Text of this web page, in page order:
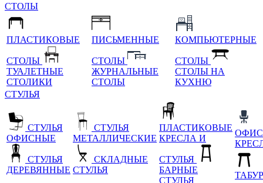
СТОЛЫ
ПЛАСТИКОВЫЕ
СТОЛЫ
ТУАЛЕТНЫЕ
СТОЛИКИ
ПИСЬМЕННЫЕ
СТОЛЫ
ЖУРНАЛЬНЫЕ
СТОЛЫ
КОМПЬЮТЕРНЫЕ
СТОЛЫ
СТОЛЫ НА
КУХНЮ
СТУЛЬЯ
СТУЛЬЯ
ОФИСНЫЕ
СТУЛЬЯ
ДЕРЕВЯННЫЕ
СТУЛЬЯ
МЕТАЛЛИЧЕСКИЕ
СКЛАДНЫЕ
СТУЛЬЯ
ПЛАСТИКОВЫЕ
КРЕСЛА И
СТУЛЬЯ
БАРНЫЕ
СТУЛЬЯ